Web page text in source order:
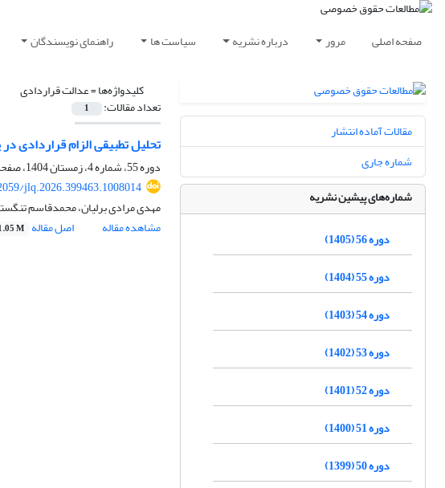
صفحه اصلی مرور درباره نشریه سیاست ها راهنمای نویسندگان
کلیدواژه‌ها =عدالت قراردادی
تعداد مقالات: 1
تحلیل تطبیقی الزام قراردادی
دوره 55، شماره 4، زمستان 1404، صفحه
jlq.2026.399463.1008014
مهدی مرادی برلیان، محمدقاسم
مشاهده مقاله
اصل مقاله M
مقالات آماده انتشار
شماره جاری
شماره‌های پیشین نشریه
دوره 56 (1405)
دوره 55 (1404)
دوره 54 (1403)
دوره 53 (1402)
دوره 52 (1401)
دوره 51 (1400)
دوره 50 (1399)